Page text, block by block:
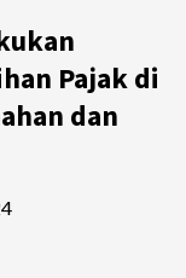
Pajak di
dan